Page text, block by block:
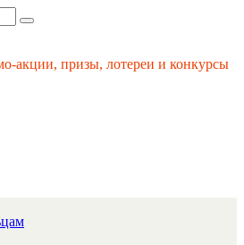
акции, призы, лотереи и конкурсы